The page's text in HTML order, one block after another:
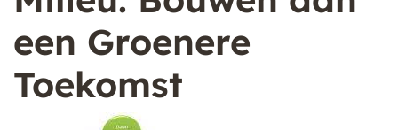
een Groenere
Toekomst